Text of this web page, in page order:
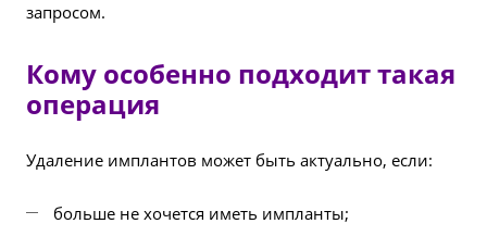
запросом.
Кому особенно подходит такая
операция
Удаление имплантов может быть актуально, если:
больше не хочется иметь импланты;